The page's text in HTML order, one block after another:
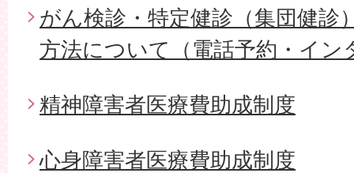
がん検診・特定健診（集団健診
方法について（電話予約・イン
精神障害者医療費助成制度
心身障害者医療費助成制度